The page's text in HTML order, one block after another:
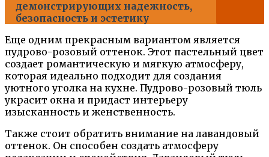
демонстрирующих надежность,
безопасность и эстетику
Еще одним прекрасным вариантом является
пудрово-розовый оттенок. Этот пастельный цвет
создает романтическую и мягкую атмосферу,
которая идеально подходит для создания
уютного уголка на кухне. Пудрово-розовый тюль
украсит окна и придаст интерьеру
изысканность и женственность.
Также стоит обратить внимание на лавандовый
оттенок. Он способен создать атмосферу